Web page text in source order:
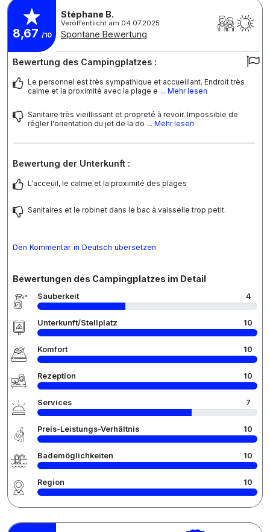
8,67 /10
Stéphane B.
Veröffentlicht am 04.07.2025
Spontane Bewertung
Bewertung des Campingplatzes :
Le personnel est très sympathique et accueillant. Endroit très
calme et la proximité avec la plage e ... Mehr lesen
Sanitaire très vieillissant et propreté à revoir. Impossible de
régler l'orientation du jet de la do ... Mehr lesen
Bewertung der Unterkunft :
L'acceuil, le calme et la proximité des plages
Sanitaires et le robinet dans le bac à vaisselle trop petit.
Den Kommentar in Deutsch übersetzen
Bewertungen des Campingplatzes im Detail
Sauberkeit 4
Unterkunft/Stellplatz 10
Komfort 10
Rezeption 10
Services 7
Preis-Leistungs-Verhältnis 10
Bademöglichkeiten 10
Region 10